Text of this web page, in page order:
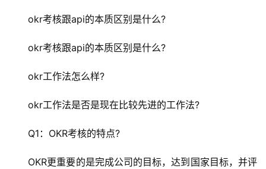
okr考核跟api的本质区别是什么?
okr考核跟api的本质区别是什么?
okr工作法怎么样?
okr工作法是否是现在比较先进的工作法?
Q1：OKR考核的特点?
OKR更重要的是完成公司的目标，达到国家目标，并评